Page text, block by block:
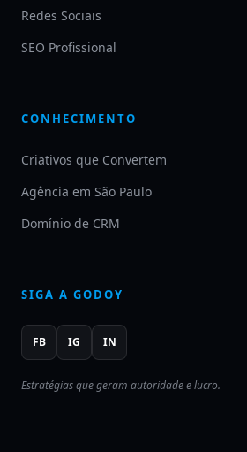
Redes Sociais
SEO Profissional
CONHECIMENTO
Criativos que Convertem
Agência em São Paulo
Domínio de CRM
SIGA A GODOY
FB IG IN
Estratégias que geram autoridade e lucro.